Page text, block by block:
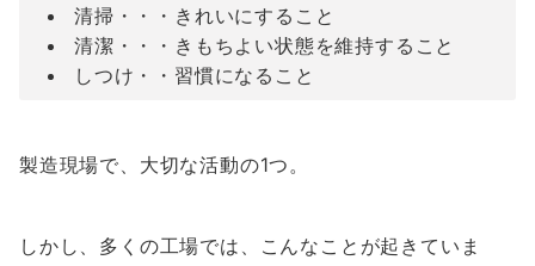
清掃・・・きれいにすること
清潔・・・きもちよい状態を維持すること
しつけ・・習慣になること
製造現場で、大切な活動の1つ。
しかし、多くの工場では、こんなことが起きていま